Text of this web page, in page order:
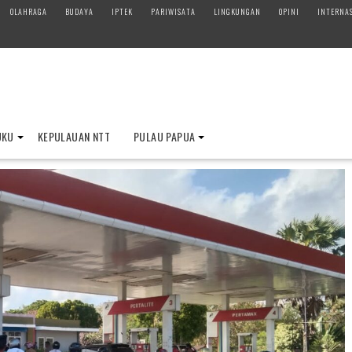
OLAHRAGA BUDAYA IPTEK PARIWISATA LINGKUNGAN OPINI
KEPULAUAN NTT PULAU PAPUA